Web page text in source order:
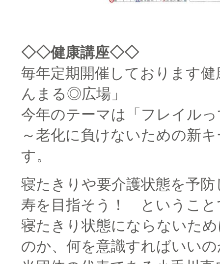
◇◇健康講座◇◇
毎年定期開催しております
んまる◎広場」
今年のテーマは「フレイル
～老化に負けないための新
す。
寝たきりや要介護状態を予
寿を目指そう！ ということ
寝たきり状態にならないた
のか、何を意識すればいい